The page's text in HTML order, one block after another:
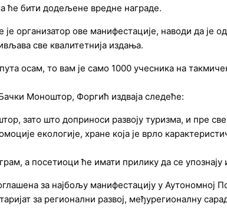
ће бити додељене вредне награде.
организатор ове манифестације, наводи да је
све квалитетнија издања.
осам, то вам је само 1000 учесника на
Моноштор, Форгић издваја следеће:
зато што доприноси развоју туризма, и пре
екологије, хране која је врло
а посетиоци ће имати прилику да се упознају
за најбољу манифестацију у Аутономној
за регионални развој, међурегионалну